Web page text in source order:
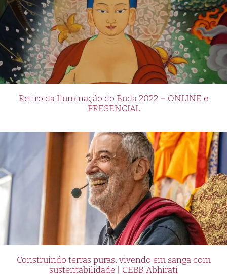
Retiro da Iluminação do Buda 2022 – ONLINE e
PRESENCIAL
Construindo terras puras, vivendo em sanga com
sustentabilidade | CEBB Abhirati